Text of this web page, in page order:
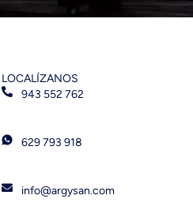
LOCALÍZANOS
943 552 762
629 793 918
info@argysan.com